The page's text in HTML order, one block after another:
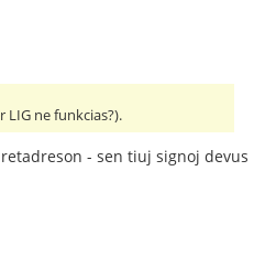
LIG ne funkcias?).
- sen tiuj signoj devus